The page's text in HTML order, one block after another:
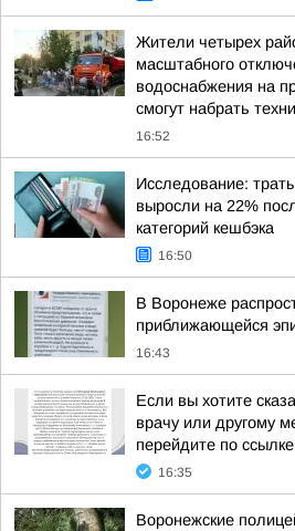
Жители четырех
масштабного
водоснабжения на
смогут набрать
16:52
Исследование:
выросли на 22%
категорий кешбэка
16:50
В Воронеже
приближающейся
16:43
Если вы хотите
врачу или другому
перейдите по
16:35
Воронежские